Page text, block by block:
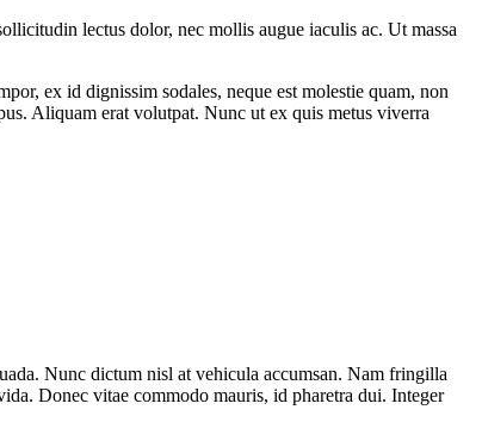
lectus dolor, nec mollis augue iaculis ac. Ut massa
ex id dignissim sodales, neque est molestie quam, non
Aliquam erat volutpat. Nunc ut ex quis metus viverra
Nunc dictum nisl at vehicula accumsan. Nam fringilla
Donec vitae commodo mauris, id pharetra dui. Integer